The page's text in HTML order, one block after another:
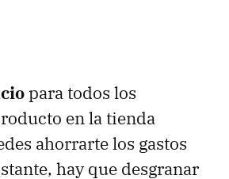
para todos los
en la tienda
ahorrarte los gastos
hay que desgranar